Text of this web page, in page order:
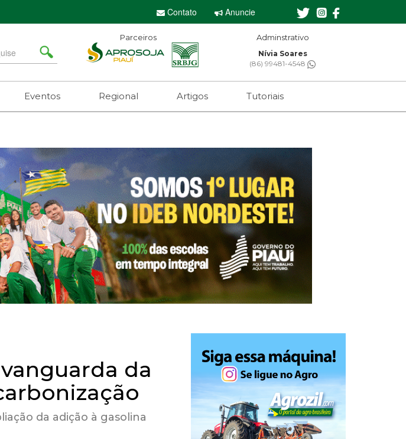
Contato Anuncie
Parceiros
Sebastian Eugênio
(61) 99650-2473
Nívia Soares
(86) 99481-4548
Eventos Regional Artigos Tutoriais
da
da adição à gasolina